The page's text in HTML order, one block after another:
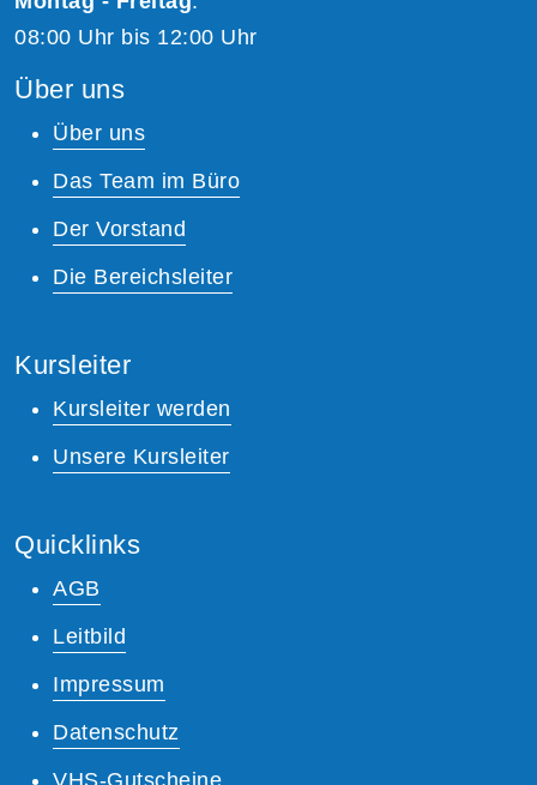
08:00 Uhr bis 12:00 Uhr
Über uns
Über uns
Das Team im Büro
Der Vorstand
Die Bereichsleiter
Kursleiter
Kursleiter werden
Unsere Kursleiter
Quicklinks
AGB
Leitbild
Impressum
Datenschutz
VHS-Gutscheine